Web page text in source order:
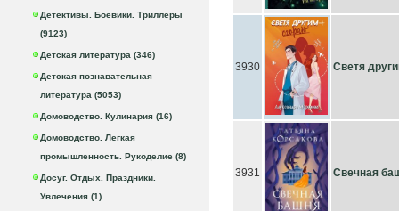
Детективы. Боевики. Триллеры
(9123)
Детская литература (346)
Детская познавательная
литература (5053)
Домоводство. Кулинария (16)
Домоводство. Легкая
промышленность. Рукоделие (8)
Досуг. Отдых. Праздники.
Увлечения (1)
3930 Светя
3931 Свечная